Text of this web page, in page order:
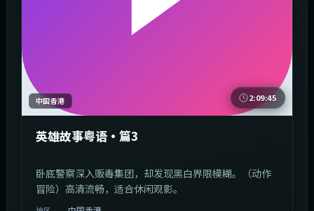
中国香港 2:09:45
英雄故事粤语·篇3
卧底警察深入贩毒集团，却发现黑白界限模糊。（动作
冒险）高清流畅，适合休闲观影。